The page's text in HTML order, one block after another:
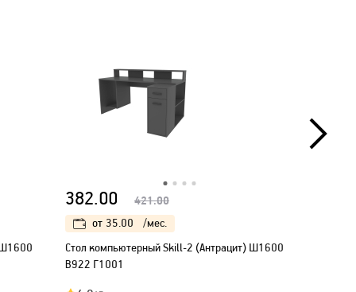
382.00 421.00
от 35.00
/мес.
Стол компьютерный Skill-2 (Антрацит) Ш1600
В922 Г1001